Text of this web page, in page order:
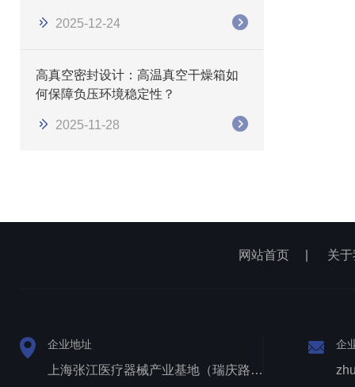
2025-12-24
高真空密封设计：高温真空干燥箱如
何保障负压环境稳定性？
2025-11-28
网站首页 关
企业地址
上海张江医疗器械产业基地（瑞庆路528号）
企